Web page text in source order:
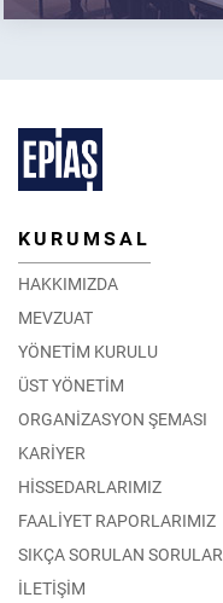
KURUMSAL
HAKKIMIZDA
MEVZUAT
YÖNETİM KURULU
ÜST YÖNETİM
ORGANİZASYON ŞEMASI
KARİYER
HİSSEDARLARIMIZ
FAALİYET RAPORLARIMIZ
SIKÇA SORULAN SORULAR
İLETİŞİM